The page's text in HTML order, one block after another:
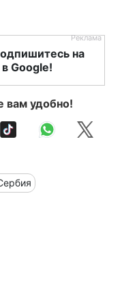
на
Google!
вам удобно!